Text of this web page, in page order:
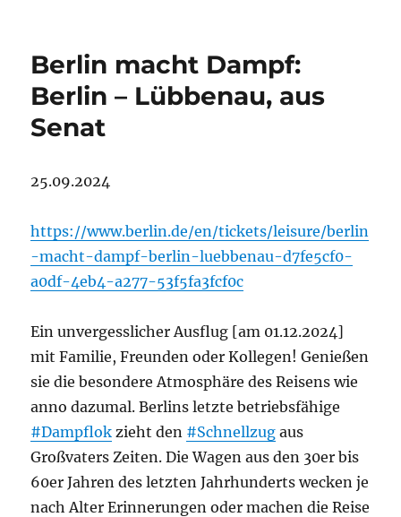
Berlin macht Dampf:
Berlin – Lübbenau, aus
Senat
25.09.2024
https://www.berlin.de/en/tickets/leisure/berlin
-macht-dampf-berlin-luebbenau-d7fe5cf0-
a0df-4eb4-a277-53f5fa3fcf0c
Ein unvergesslicher Ausflug [am 01.12.2024]
mit Familie, Freunden oder Kollegen! Genießen
sie die besondere Atmosphäre des Reisens wie
anno dazumal. Berlins letzte betriebsfähige
#Dampflok zieht den #Schnellzug aus
Großvaters Zeiten. Die Wagen aus den 30er bis
60er Jahren des letzten Jahrhunderts wecken je
nach Alter Erinnerungen oder machen die Reise